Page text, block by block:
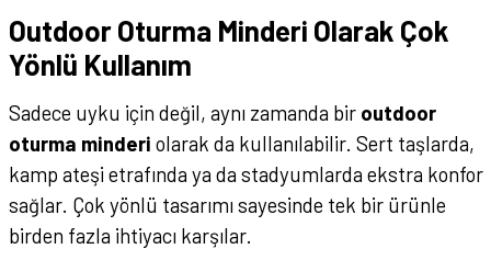
Outdoor Oturma Minderi Olarak Çok
Yönlü Kullanım
Sadece uyku için değil, aynı zamanda bir outdoor
oturma minderi olarak da kullanılabilir. Sert taşlarda,
kamp ateşi etrafında ya da stadyumlarda ekstra konfor
sağlar. Çok yönlü tasarımı sayesinde tek bir ürünle
birden fazla ihtiyacı karşılar.